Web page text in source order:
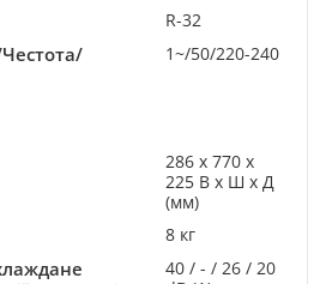
R-32
1~/50/220-240
286 x 770 x
225 В x Ш x Д
(мм)
8 кг
40 / - / 26 / 20